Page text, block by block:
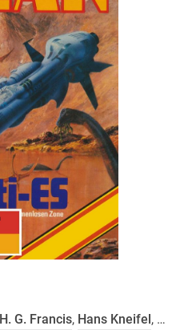
H. G. Francis, Hans Kneifel,